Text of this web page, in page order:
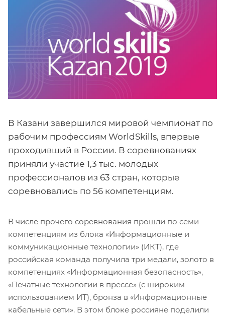
В Казани завершился мировой чемпионат по
рабочим профессиям WorldSkills, впервые
проходивший в России. В соревнованиях
приняли участие 1,3 тыс. молодых
профессионалов из 63 стран, которые
соревновались по 56 компетенциям.
В числе прочего соревнования прошли по семи
компетенциям из блока «Информационные и
коммуникационные технологии» (ИКТ), где
российская команда получила три медали, золото в
компетенциях «Информационная безопасность»,
«Печатные технологии в прессе» (с широким
использованием ИТ), бронза в «Информационные
кабельные сети». В этом блоке россияне поделили